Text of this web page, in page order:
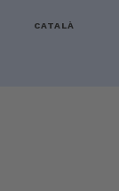
CATALÀ